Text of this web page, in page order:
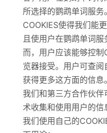
所选择的鹦鹉单词服务。
COOKIES使得我们能
且使用户在鹦鹉单词
而，用户应该能够控制
览器接受。用户可查
获得更多这方面的信息。
我们和第三方合作伙伴
术收集和使用用户的信
我们使用自己的